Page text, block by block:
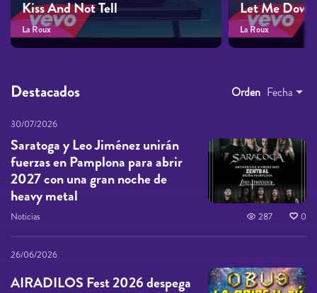
Kiss And Not Tell
La Roux
Let Me
La Roux
Destacados Orden Fecha
30/07/2026
Saratoga y Leo Jiménez unirán
fuerzas en Pamplona para abrir
2027 con una gran noche de
heavy metal
Noticias 287 0
26/06/2026
AIRADILOS Fest 2026 despega